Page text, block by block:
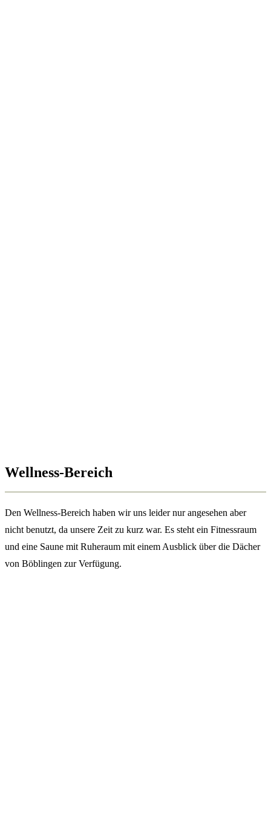
Wellness-Bereich
Den Wellness-Bereich haben wir uns leider nur angesehen aber
nicht benutzt, da unsere Zeit zu kurz war. Es steht ein Fitnessraum
und eine Saune mit Ruheraum mit einem Ausblick über die Dächer
von Böblingen zur Verfügung.